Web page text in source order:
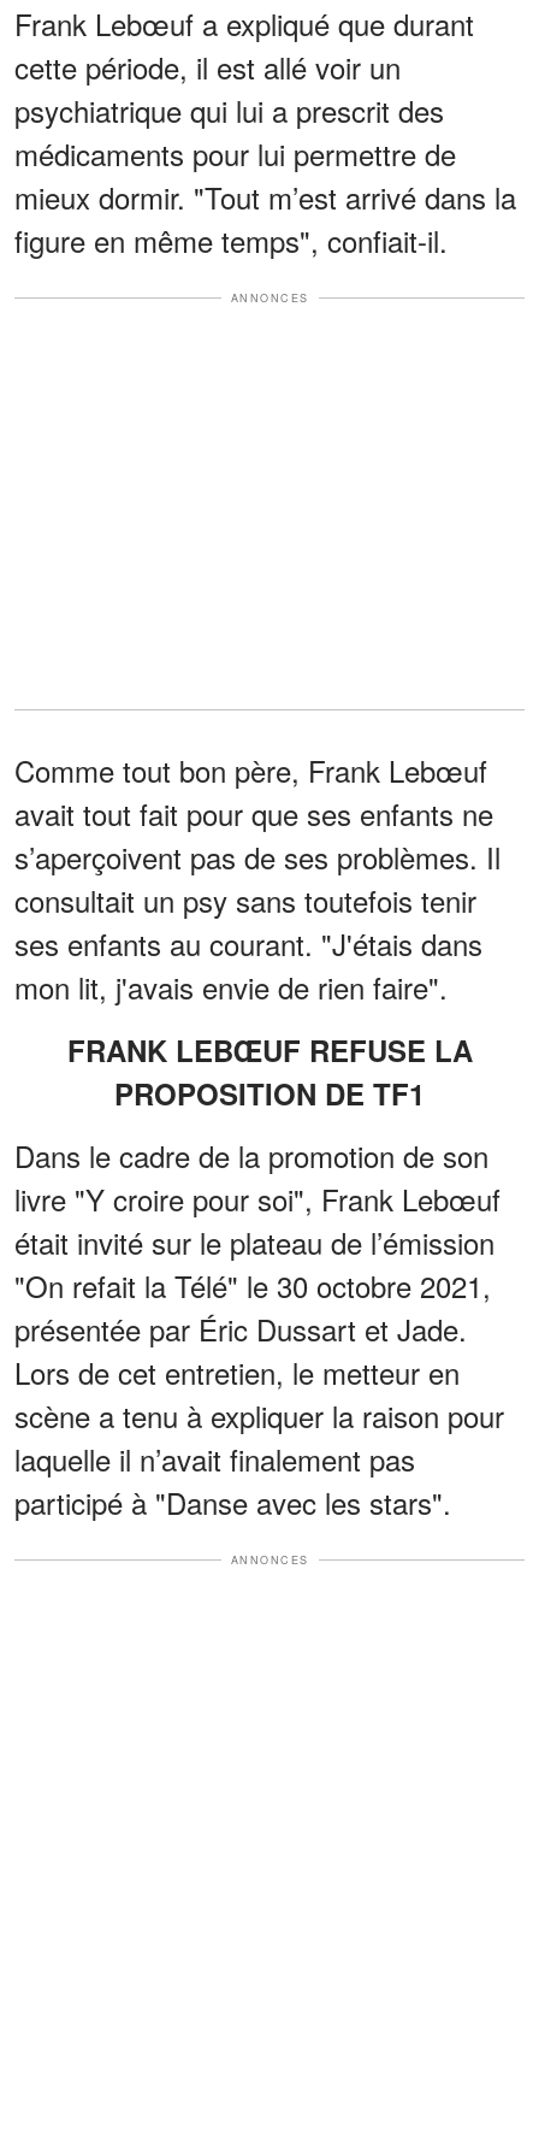
Frank Lebœuf a expliqué que durant
cette période, il est allé voir un
psychiatrique qui lui a prescrit des
médicaments pour lui permettre de
mieux dormir. "Tout m’est arrivé dans la
figure en même temps", confiait-il.
ANNONCES
Comme tout bon père, Frank Lebœuf
avait tout fait pour que ses enfants ne
s’aperçoivent pas de ses problèmes. Il
consultait un psy sans toutefois tenir
ses enfants au courant. "J'étais dans
mon lit, j'avais envie de rien faire".
FRANK LEBŒUF REFUSE LA
PROPOSITION DE TF1
Dans le cadre de la promotion de son
livre "Y croire pour soi", Frank Lebœuf
était invité sur le plateau de l’émission
"On refait la Télé" le 30 octobre 2021,
présentée par Éric Dussart et Jade.
Lors de cet entretien, le metteur en
scène a tenu à expliquer la raison pour
laquelle il n’avait finalement pas
participé à "Danse avec les stars".
ANNONCES